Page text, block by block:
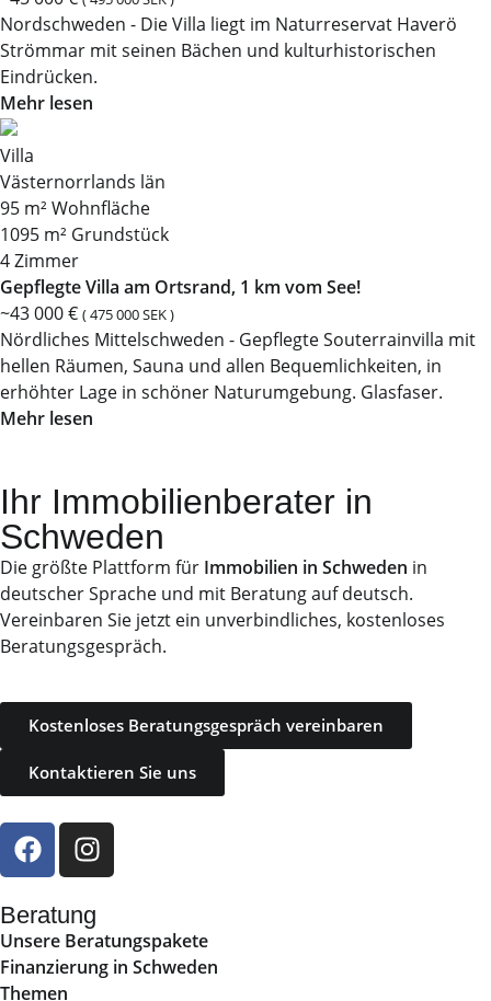
Nordschweden - Die Villa liegt im Naturreservat Haverö
Strömmar mit seinen Bächen und kulturhistorischen
Eindrücken.
Mehr lesen
Villa
Västernorrlands län
95 m² Wohnfläche
1095 m² Grundstück
4 Zimmer
Gepflegte Villa am Ortsrand, 1 km vom See!
~43 000 € ( 475 000 SEK )
Nördliches Mittelschweden - Gepflegte Souterrainvilla mit
hellen Räumen, Sauna und allen Bequemlichkeiten, in
erhöhter Lage in schöner Naturumgebung. Glasfaser.
Mehr lesen
Ihr Immobilienberater in
Schweden
Die größte Plattform für Immobilien in Schweden in
deutscher Sprache und mit Beratung auf deutsch.
Vereinbaren Sie jetzt ein unverbindliches, kostenloses
Beratungsgespräch.
Kostenloses Beratungsgespräch vereinbaren
Kontaktieren Sie uns
Beratung
Unsere Beratungspakete
Finanzierung in Schweden
Themen